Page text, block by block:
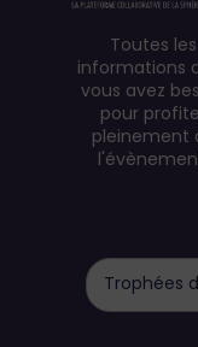
Toutes les
informations
vous avez
pour
pleinement
Trophées